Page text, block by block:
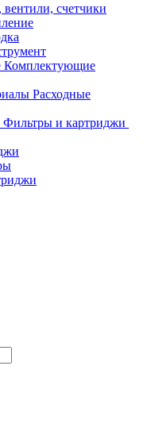
счетчики
Комплектующие
Расходные
Фильтры и картриджи